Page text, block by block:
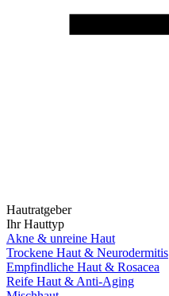
Hautratgeber
Ihr Hauttyp
Akne & unreine Haut
Trockene Haut & Neurodermitis
Empfindliche Haut & Rosacea
Reife Haut & Anti-Aging